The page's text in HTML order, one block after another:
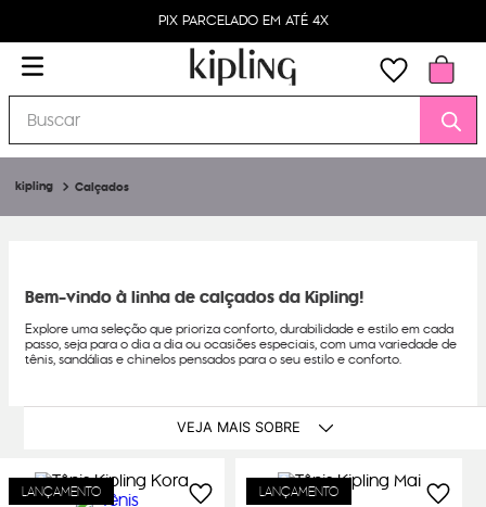
PIX PARCELADO EM ATÉ 4X
Buscar
Calçados
Bem-vindo à linha de calçados da Kipling!
Explore uma seleção que prioriza conforto, durabilidade e estilo em cada
passo, seja para o dia a dia ou ocasiões especiais, com uma variedade de
tênis, sandálias e chinelos pensados para o seu estilo e conforto.
VEJA MAIS SOBRE
LANÇAMENTO LANÇAMENTO